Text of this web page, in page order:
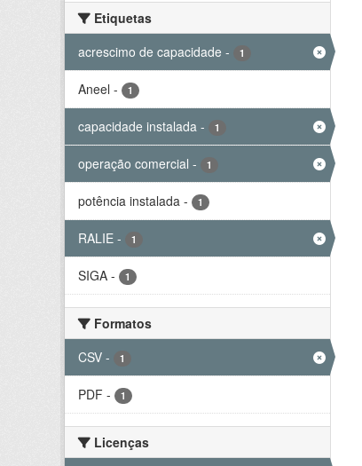
Etiquetas
acrescimo de capacidade - 1
Aneel - 1
capacidade instalada - 1
operação comercial - 1
potência instalada - 1
RALIE - 1
SIGA - 1
Formatos
CSV - 1
PDF - 1
Licenças